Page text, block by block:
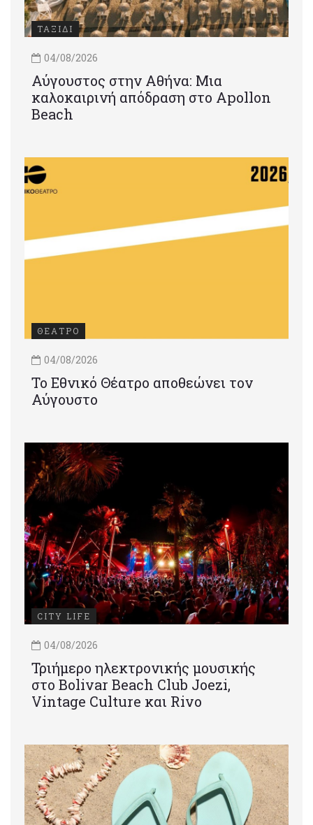
ΤΑΞΙΔΙ
04/08/2026
Αύγουστος στην Αθήνα: Μια
καλοκαιρινή απόδραση στο Apollon
Beach
ΘΕΑΤΡΟ
04/08/2026
Το Εθνικό Θέατρο αποθεώνει τον
Αύγουστο
CITY LIFE
04/08/2026
Τριήμερο ηλεκτρονικής μουσικής
στο Bolivar Beach Club Joezi,
Vintage Culture και Rivo